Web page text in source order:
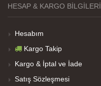
HESAP & KARGO BILGILERI
Hesabım
Kargo Takip
Kargo & İptal ve İade
Satış Sözleşmesi